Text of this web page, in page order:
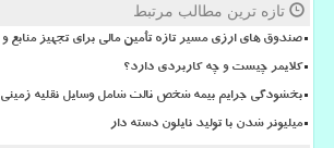
تازه ترین مطالب مرتبط
صندوق های ارزی مسیر تازه تأمین مالی برای تجهیز منابع
کلایمر چیست و چه کاربردی دارد؟
بخشودگی جرایم بیمه شخص ثالث شامل وسایل نقلیه
میلیونر شدن با تولید نایلون دسته دار